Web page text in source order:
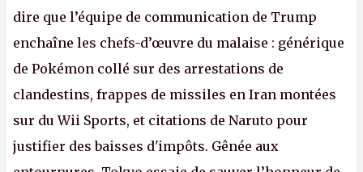
dire que l’équipe de communication de Trump
enchaîne les chefs-d’œuvre du malaise : générique
de Pokémon collé sur des arrestations de
clandestins, frappes de missiles en Iran montées
sur du Wii Sports, et citations de Naruto pour
justifier des baisses d'impôts. Gênée aux